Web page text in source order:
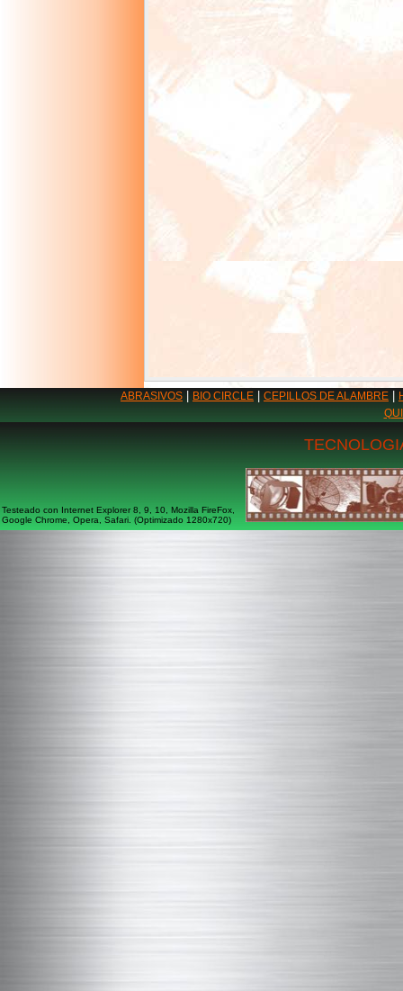
ABRASIVOS BIO CIRCLE CEPILLOS DE ALAMBRE
Testeado con Internet Explorer 8, 9, 10, Mozilla FireFox,
Google Chrome, Opera, Safari. (Optimizado 1280x720)